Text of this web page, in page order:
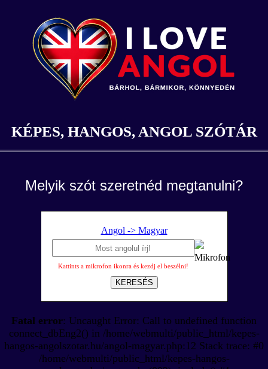
KÉPES, HANGOS, ANGOL SZÓTÁR
Melyik szót szeretnéd megtanulni?
Angol -> Magyar
Kattints a mikrofon ikonra és kezdj el beszélni!
KERESÉS
Fatal error: Uncaught Error: Call to undefined function
connect_dbEng2() in /home/webmulti/public_html/kepes-
hangos-angolszotar.hu/angol-magyar.php:12 Stack trace: #0
/home/webmulti/public_html/kepes-hangos-